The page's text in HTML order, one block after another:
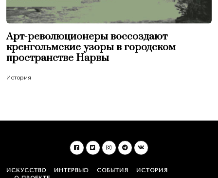
Арт-революционеры воссоздают
кренгольмские узоры в городском
пространстве Нарвы
История
ИСКУССТВО ИНТЕРВЬЮ СОБЫТИЯ
ИСТОРИЯ